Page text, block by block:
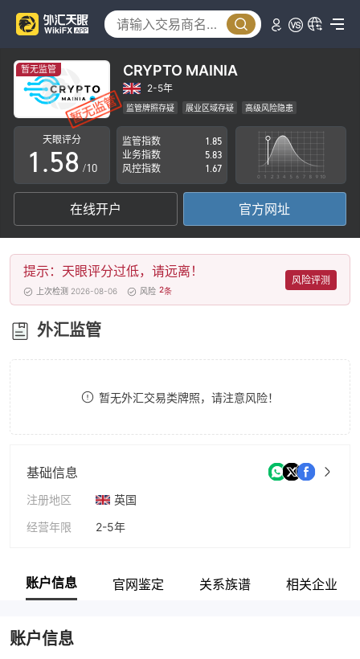
暂无监管 CRYPTO MAINIA
2-5年
监管牌照存疑 展业区域存疑 高级风险隐患
天眼评分
0
1
2
3
4
5
6
7
.
1
2
3
4
5
6
7
8
9
4
5
6
7
8
9
/10
监管指数
1.85
业务指数
5.83
风控指数
1.67
在线开户 官方网址
提示：天眼评分过低，请远离！
上次检测 2026-08-06 风险 2条
风险评测
外汇监管
暂无外汇交易类牌照，请注意风险！
基础信息
注册地区
英国
经营年限
2-5年
账户信息 官网鉴定 关系族谱 相关企业
账户信息